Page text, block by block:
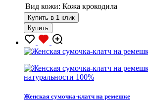
Вид кожи: Кожа крокодила
Купить в 1 клик
Купить
натуральности 100%
Женская сумочка-клатч на ремешке